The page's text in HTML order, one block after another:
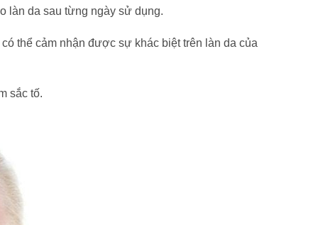
làn da sau từng ngày sử dụng.
thể cảm nhận được sự khác biệt trên làn da của
sắc tố.